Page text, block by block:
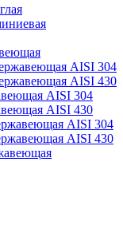
AISI 304
AISI 430
AISI 304
AISI 430
AISI 304
AISI 430